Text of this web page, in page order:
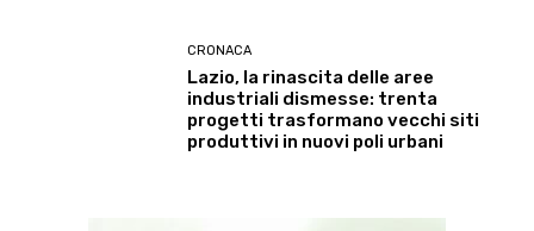
CRONACA
Lazio, la rinascita delle aree
industriali dismesse: trenta
progetti trasformano vecchi siti
produttivi in nuovi poli urbani